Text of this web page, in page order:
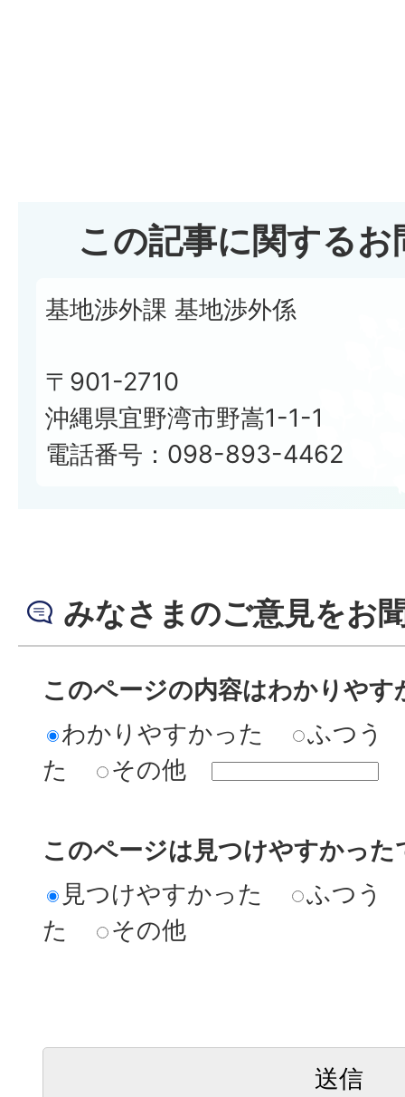
この記事に関する
基地渉外課 基地渉外係
〒901-2710
沖縄県宜野湾市野嵩1-1-1
電話番号：098-893-4462
みなさまのご意見をお
このページの内容はわかりやす
わかりやすかった
ふつう
た
その他
このページは見つけやすかった
見つけやすかった
ふつう
た
その他